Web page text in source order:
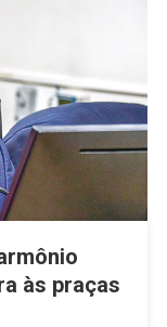
às praças